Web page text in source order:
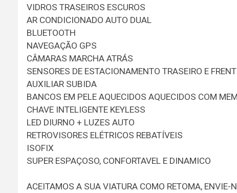
VIDROS TRASEIROS ESCUROS
AR CONDICIONADO AUTO DUAL
BLUETOOTH
NAVEGAÇÃO GPS
CÂMARAS MARCHA ATRÁS
SENSORES DE ESTACIONAMENTO TRASEIRO E
AUXILIAR SUBIDA
BANCOS EM PELE AQUECIDOS AQUECIDOS COM
CHAVE INTELIGENTE KEYLESS
LED DIURNO + LUZES AUTO
RETROVISORES ELÉTRICOS REBATÍVEIS
ISOFIX
SUPER ESPAÇOSO, CONFORTAVEL E DINAMICO
ACEITAMOS A SUA VIATURA COMO RETOMA,